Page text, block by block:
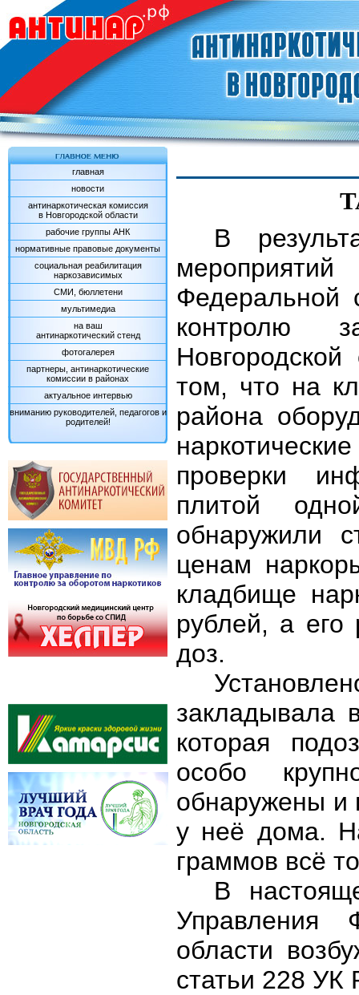
главная
новости
антинаркотическая комиссия
в Новгородской области
рабочие группы АНК
нормативные правовые документы
социальная реабилитация
наркозависимых
СМИ, бюллетени
мультимедиа
на ваш
антинаркотический стенд
фотогалерея
партнеры, антинаркотические
комиссии в районах
актуальное интервью
вниманию руководителей, педагогов и
родителей!
В
Федеральной
контролю
том, что на
района
проверки
плитой
обнаружили
ценам
кладбище
рублей, а
доз.
закладывала
которая
особо
обнаружены и
у неё дома.
граммов всё
В
Управления
области
статьи 228 УК